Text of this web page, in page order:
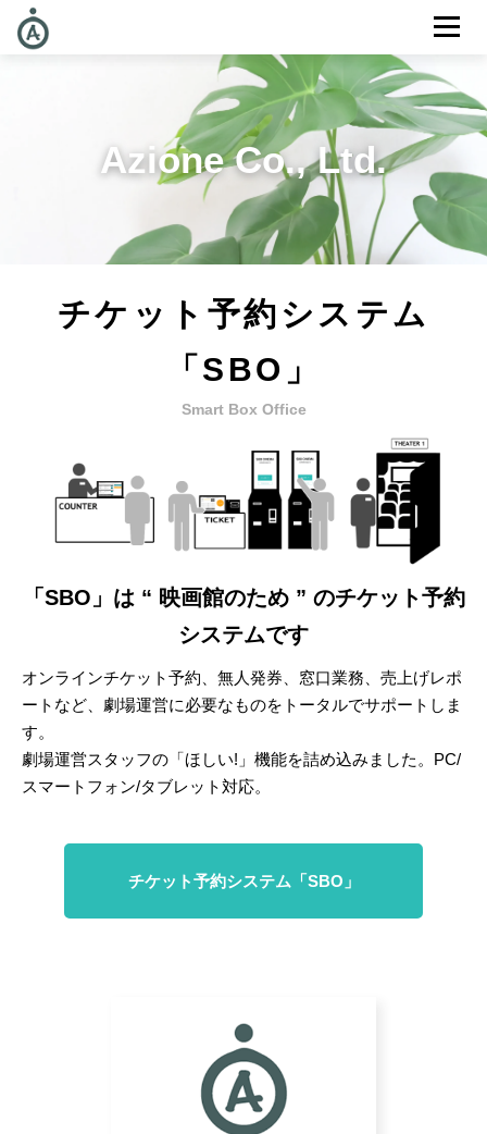
メニュー
Azione Co., Ltd.
チケット予約システム
「SBO」
Smart Box Office
「SBO」は “ 映画館のため ” のチケット予約
システムです
オンラインチケット予約、無人発券、窓口業務、売上げレポ
ートなど、劇場運営に必要なものをトータルでサポートしま
す。
劇場運営スタッフの「ほしい!」機能を詰め込みました。PC/
スマートフォン/タブレット対応。
チケット予約システム「SBO」